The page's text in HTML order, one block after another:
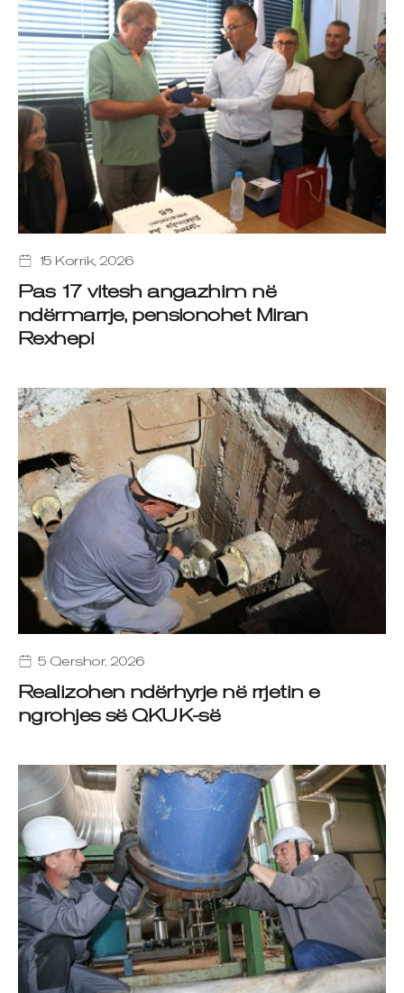
15 Korrik, 2026
Pas 17 vitesh angazhim në
ndërmarrje, pensionohet Miran
Rexhepi
5 Qershor, 2026
Realizohen ndërhyrje në rrjetin e
ngrohjes së QKUK-së